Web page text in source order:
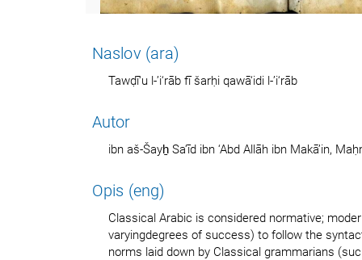
Naslov (ara)
Tawḍī‘u l-’i‘rāb fī šarḥi qawā‘idi l-’i‘rāb
Autor
ibn aš-Šayẖ Sa‘īd ibn ‘Abd Allāh ibn Makā’in,
Opis (eng)
Classical Arabic is considered normative;
varyingdegrees of success) to follow the
norms laid down by Classical grammarians